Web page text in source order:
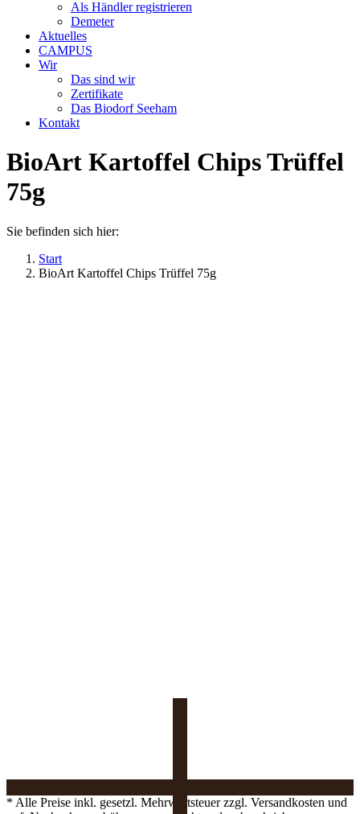
Als Händler registrieren
Demeter
Aktuelles
CAMPUS
Wir
Das sind wir
Zertifikate
Das Biodorf Seeham
Kontakt
BioArt Kartoffel Chips Trüffel
75g
Sie befinden sich hier:
Start
BioArt Kartoffel Chips Trüffel 75g
* Alle Preise inkl. gesetzl. Mehrwertsteuer zzgl. Versandkosten und